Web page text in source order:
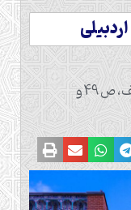
منبع: صفویه پژوهی/ (سفرنامه کاتف، ص 49 و